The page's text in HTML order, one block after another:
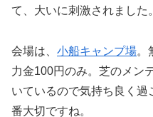
て、大いに刺激されました。
会場は、 小船キャンプ場。
力金100円のみ。芝のメン
いているので気持ち良く過
番大切ですね。